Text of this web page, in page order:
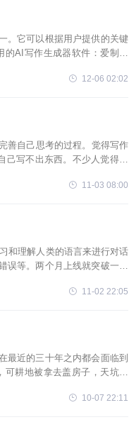
。它可以根据用户提供的关键
AI写作生成器软件：爱制作
12-06 02:02
善自己思考的过程。觉得写作
写不出东西。不少人觉得奇
11-03 08:00
和理解人类的语言来进行对话
等。两个月上线就突破一亿
11-02 22:05
最近的三十年之内都会面临到
耕地被拿去盖房子，天坑出
10-07 22:11